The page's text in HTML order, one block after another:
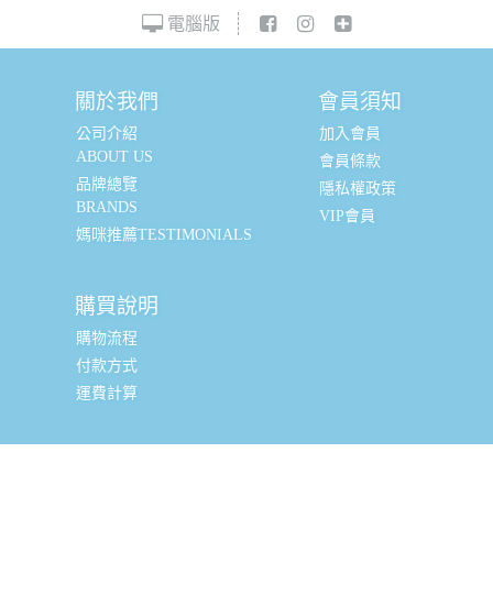
電腦版
關於我們
公司介紹
ABOUT US
品牌總覽
BRANDS
媽咪推薦TESTIMONIALS
會員須知
加入會員
會員條款
隱私權政策
VIP會員
購買說明
購物流程
付款方式
運費計算